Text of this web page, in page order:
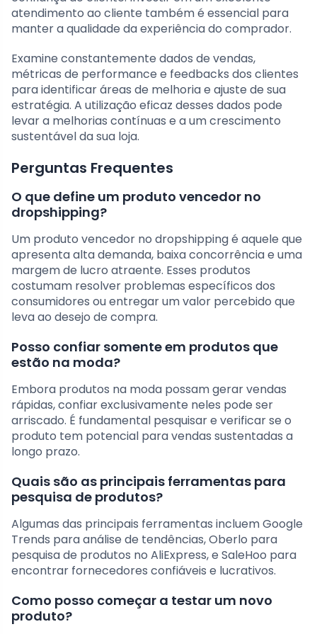
atendimento ao cliente também é essencial para
manter a qualidade da experiência do comprador.
Examine constantemente dados de vendas,
métricas de performance e feedbacks dos clientes
para identificar áreas de melhoria e ajuste de sua
estratégia. A utilização eficaz desses dados pode
levar a melhorias contínuas e a um crescimento
sustentável da sua loja.
Perguntas Frequentes
O que define um produto vencedor no
dropshipping?
Um produto vencedor no dropshipping é aquele que
apresenta alta demanda, baixa concorrência e uma
margem de lucro atraente. Esses produtos
costumam resolver problemas específicos dos
consumidores ou entregar um valor percebido que
leva ao desejo de compra.
Posso confiar somente em produtos que
estão na moda?
Embora produtos na moda possam gerar vendas
rápidas, confiar exclusivamente neles pode ser
arriscado. É fundamental pesquisar e verificar se o
produto tem potencial para vendas sustentadas a
longo prazo.
Quais são as principais ferramentas para
pesquisa de produtos?
Algumas das principais ferramentas incluem Google
Trends para análise de tendências, Oberlo para
pesquisa de produtos no AliExpress, e SaleHoo para
encontrar fornecedores confiáveis e lucrativos.
Como posso começar a testar um novo
produto?